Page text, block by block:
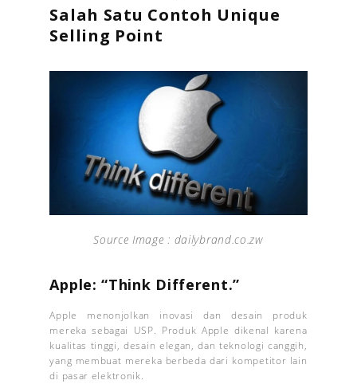
Salah Satu Contoh Unique
Selling Point
Source Image : dailybrand.co.zw
Apple: “Think Different.”
Apple menonjolkan inovasi dan desain produk
mereka sebagai USP. Produk Apple dikenal karena
kualitas tinggi, desain elegan, dan teknologi canggih,
yang membuat mereka berbeda dari kompetitor lain
di pasar elektronik.